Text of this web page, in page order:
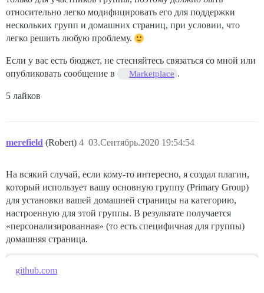
относительно легко модифицировать его для поддержки
нескольких групп и домашних страниц, при условии, что
легко решить любую проблему.
Если у вас есть бюджет, не стесняйтесь связаться со мной или
опубликовать сообщение в
Marketplace .
5 лайков
merefield (Robert) 03.Сентябрь.2020 19:54:54
4
На всякий случай, если кому-то интересно, я создал плагин,
который использует вашу основную группу (Primary Group)
для установки вашей домашней страницы на категорию,
настроенную для этой группы. В результате получается
«персонализированная» (то есть специфичная для группы)
домашняя страница.
github.com